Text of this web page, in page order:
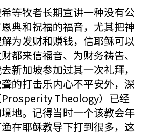
等牧者长期宣讲一种没有公
典和祝福的福音，尤其把神
为发财和赚钱，信耶稣可以
都来信福音、为财务祷告、
新加坡参加过其一次礼拜，
的打击乐内心不平安外，深
Theology）已经
地。记得当时一个该教会年
在耶稣教导下打到很多，这